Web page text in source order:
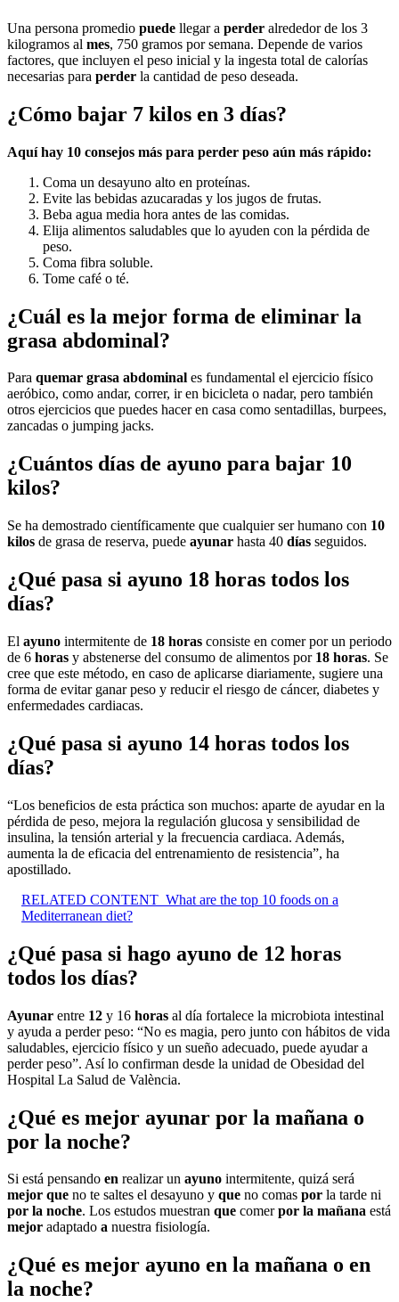
Una persona promedio puede llegar a perder alrededor de los 3
kilogramos al mes, 750 gramos por semana. Depende de varios
factores, que incluyen el peso inicial y la ingesta total de calorías
necesarias para perder la cantidad de peso deseada.
¿Cómo bajar 7 kilos en 3 días?
Aquí hay 10 consejos más para perder peso aún más rápido:
Coma un desayuno alto en proteínas.
Evite las bebidas azucaradas y los jugos de frutas.
Beba agua media hora antes de las comidas.
Elija alimentos saludables que lo ayuden con la pérdida de
peso.
Coma fibra soluble.
Tome café o té.
¿Cuál es la mejor forma de eliminar la
grasa abdominal?
Para quemar grasa abdominal es fundamental el ejercicio físico
aeróbico, como andar, correr, ir en bicicleta o nadar, pero también
otros ejercicios que puedes hacer en casa como sentadillas, burpees,
zancadas o jumping jacks.
¿Cuántos días de ayuno para bajar 10
kilos?
Se ha demostrado científicamente que cualquier ser humano con 10
kilos de grasa de reserva, puede ayunar hasta 40 días seguidos.
¿Qué pasa si ayuno 18 horas todos los
días?
El ayuno intermitente de 18 horas consiste en comer por un periodo
de 6 horas y abstenerse del consumo de alimentos por 18 horas. Se
cree que este método, en caso de aplicarse diariamente, sugiere una
forma de evitar ganar peso y reducir el riesgo de cáncer, diabetes y
enfermedades cardiacas.
¿Qué pasa si ayuno 14 horas todos los
días?
“Los beneficios de esta práctica son muchos: aparte de ayudar en la
pérdida de peso, mejora la regulación glucosa y sensibilidad de
insulina, la tensión arterial y la frecuencia cardiaca. Además,
aumenta la de eficacia del entrenamiento de resistencia”, ha
apostillado.
RELATED CONTENT What are the top 10 foods on a
Mediterranean diet?
¿Qué pasa si hago ayuno de 12 horas
todos los días?
Ayunar entre 12 y 16 horas al día fortalece la microbiota intestinal
y ayuda a perder peso: “No es magia, pero junto con hábitos de vida
saludables, ejercicio físico y un sueño adecuado, puede ayudar a
perder peso”. Así lo confirman desde la unidad de Obesidad del
Hospital La Salud de València.
¿Qué es mejor ayunar por la mañana o
por la noche?
Si está pensando en realizar un ayuno intermitente, quizá será
mejor que no te saltes el desayuno y que no comas por la tarde ni
por la noche. Los estudos muestran que comerpor la mañana está
mejor adaptado a nuestra fisiología.
¿Qué es mejor ayuno en la mañana o en
la noche?